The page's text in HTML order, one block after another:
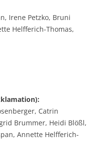
Irene Petzko, Bruni
Helfferich-Thomas,
Catrin
Brummer, Heidi Blößl,
Annette Helfferich-